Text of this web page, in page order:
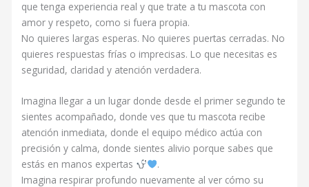
que tenga experiencia real y que trate a tu mascota con
amor y respeto, como si fuera propia.
No quieres largas esperas. No quieres puertas cerradas. No
quieres respuestas frías o imprecisas. Lo que necesitas es
seguridad, claridad y atención verdadera.
Imagina llegar a un lugar donde desde el primer segundo te
sientes acompañado, donde ves que tu mascota recibe
atención inmediata, donde el equipo médico actúa con
precisión y calma, donde sientes alivio porque sabes que
estás en manos expertas
.
Imagina respirar profundo nuevamente al ver cómo su